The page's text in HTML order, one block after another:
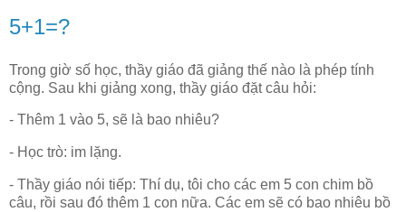
5+1=?
Trong giờ số học, thầy giáo đã giảng thế nào là phép tính
cộng. Sau khi giảng xong, thầy giáo đặt câu hỏi:
- Thêm 1 vào 5, sẽ là bao nhiêu?
- Học trò: im lặng.
- Thầy giáo nói tiếp: Thí dụ, tôi cho các em 5 con chim bồ
câu, rồi sau đó thêm 1 con nữa. Các em sẽ có bao nhiêu bồ